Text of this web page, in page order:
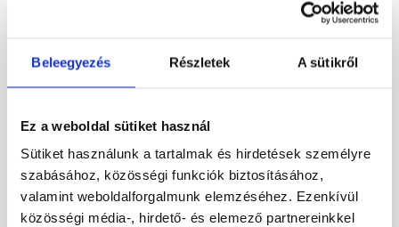
Beleegyezés Részletek A sütikről
Ez a weboldal sütiket használ
Sütiket használunk a tartalmak és hirdetések személyre
szabásához, közösségi funkciók biztosításához,
valamint weboldalforgalmunk elemzéséhez. Ezenkívül
közösségi média-, hirdető- és elemező partnereinkkel
Fém hófogó Bolero
cseréphez barna
Fém hófogó Twist
cseréphez antracit